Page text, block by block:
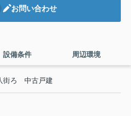
お問い合わせ
設備条件 周辺環境
街ろ 中古戸建